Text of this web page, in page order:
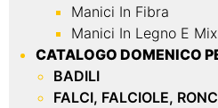
Manici In Fibra
Manici In Legno E Mix
CATALOGO DOMENICO
BADILI
FALCI, FALCIOLE,